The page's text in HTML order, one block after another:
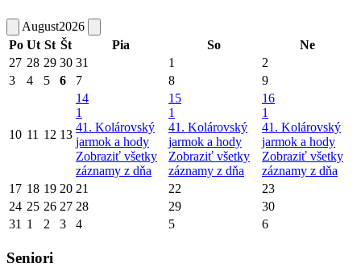
August2026
Po Ut St Št Pia So
Ne
27 28 29 30 31 1
2
3
4 5 6 7 8 9
10 11 12 13
14
1
41. Kolárovský
jarmok a hody
Zobraziť všetky
záznamy z dňa
15
1
41. Kolárovský
jarmok a hody
Zobraziť všetky
záznamy z dňa
16
1
41. Kolárovský
jarmok a hody
Zobraziť všetky
záznamy z dňa
17 18 19 20 21 22
23
24 25 26 27 28 29
30
31 1 2 3 4 5 6
Seniori